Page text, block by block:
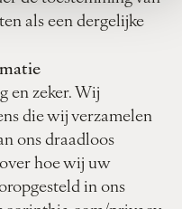
als een dergelijke
en zeker. Wij
die wij verzamelen
ons draadloos
hoe wij uw
in ons